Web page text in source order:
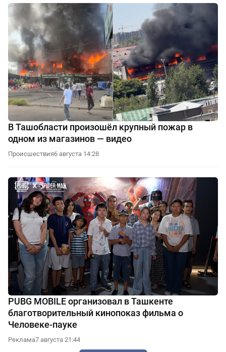
В Ташобласти произошёл крупный пожар в
одном из магазинов — видео
Происшествия6 августа 14:28
PUBG MOBILE организовал в Ташкенте
благотворительный кинопоказ фильма о
Человеке-пауке
Реклама7 августа 21:44